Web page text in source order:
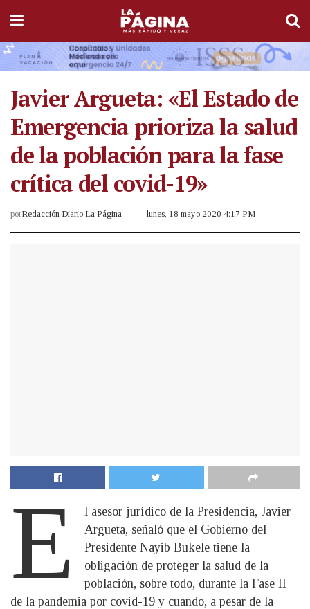
Javier Argueta: «El Estado de
Emergencia prioriza la salud
de la población para la fase
crítica del covid-19»
porRedacción Diario La Página lunes, 18 mayo 2020 4:17 PM
E
l asesor jurídico de la Presidencia, Javier
Argueta, señaló que el Gobierno del
Presidente Nayib Bukele tiene la
obligación de proteger la salud de la
población, sobre todo, durante la Fase II
de la pandemia por covid-19 y cuando, a pesar de la